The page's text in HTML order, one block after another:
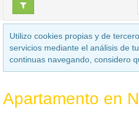
Utilizo cookies propias y de
servicios mediante el análisis de
continuas navegando, considero
Apartamento en